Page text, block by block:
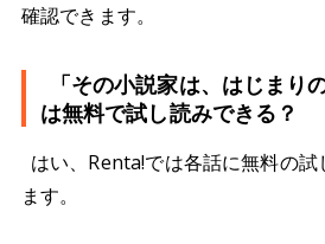
確認できます。
「その小説家は、はじまり
は無料で試し読みできる？
はい、Renta!では各話に無料の
ます。